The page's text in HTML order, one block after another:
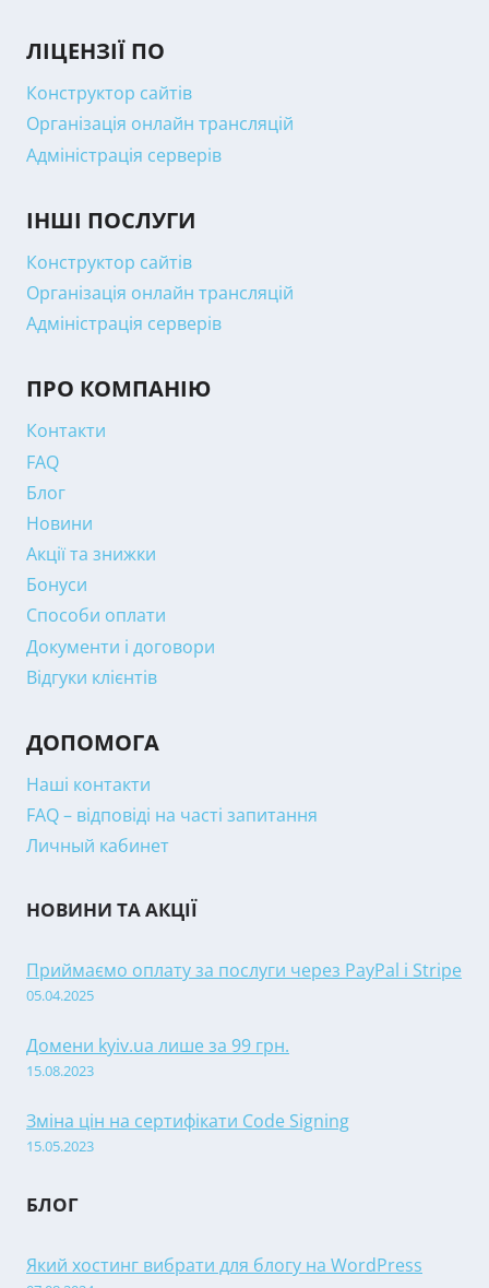
ЛІЦЕНЗІЇ ПО
Конструктор сайтів
Організація онлайн трансляцій
Адміністрація серверів
ІНШІ ПОСЛУГИ
Конструктор сайтів
Організація онлайн трансляцій
Адміністрація серверів
ПРО КОМПАНІЮ
Контакти
FAQ
Блог
Новини
Акції та знижки
Бонуси
Способи оплати
Документи і договори
Відгуки клієнтів
ДОПОМОГА
Наші контакти
FAQ – відповіді на часті запитання
Личный кабинет
НОВИНИ ТА АКЦІЇ
Приймаємо оплату за послуги через PayPal і Stripe
05.04.2025
Домени kyiv.ua лише за 99 грн.
15.08.2023
Зміна цін на сертифікати Code Signing
15.05.2023
БЛОГ
Який хостинг вибрати для блогу на WordPress